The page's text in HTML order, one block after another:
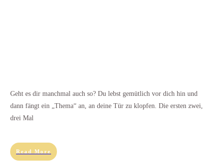
Geht es dir manchmal auch so? Du lebst gemütlich vor dich hin und
dann fängt ein „Thema“ an, an deine Tür zu klopfen. Die ersten zwei,
drei Mal
Read More